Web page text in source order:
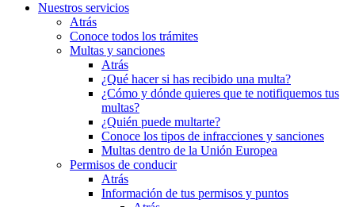
Nuestros servicios
Atrás
Conoce todos los trámites
Multas y sanciones
Atrás
¿Qué hacer si has recibido una multa?
¿Cómo y dónde quieres que te notifiquemos tus
multas?
¿Quién puede multarte?
Conoce los tipos de infracciones y sanciones
Multas dentro de la Unión Europea
Permisos de conducir
Atrás
Información de tus permisos y puntos